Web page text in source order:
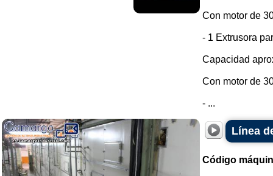
Con motor de
- 1 Extrusora
Capacidad
Con motor de
- ...
Línea
Código